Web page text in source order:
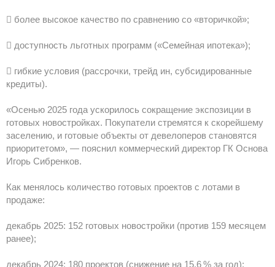
 более высокое качество по сравнению со «вторичкой»;
 доступность льготных программ («Семейная ипотека»);
 гибкие условия (рассрочки, трейд ин, субсидированные
кредиты).
«Осенью 2025 года ускорилось сокращение экспозиции в
готовых новостройках. Покупатели стремятся к скорейшему
заселению, и готовые объекты от девелоперов становятся
приоритетом», — пояснил коммерческий директор ГК Основа
Игорь Сибренков.
Как менялось количество готовых проектов с лотами в
продаже:
декабрь 2025: 152 готовых новостройки (против 159 месяцем
ранее);
декабрь 2024: 180 проектов (снижение на 15,6 % за год);